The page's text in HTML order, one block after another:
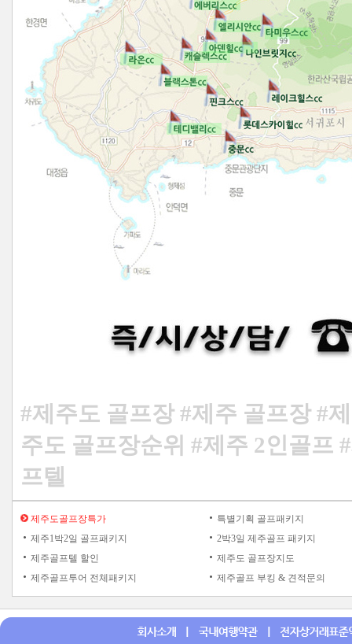
#제주도 골프장 #제주 골프장 #
주도 골프장순위 #제주 2인골프
프텔
제주도골프장특가
특별기획 골프패키지
제주1박2일 골프패키지
2박3일 제주골프 패키지
제주골프텔 할인
제주도 골프장지도
제주골프투어 전체패키지
제주골프 부킹 & 견적문의